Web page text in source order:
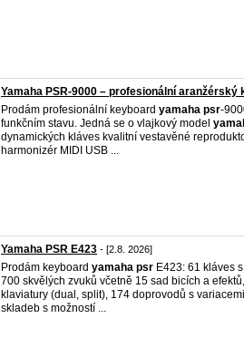
Yamaha PSR-9000 – profesionální aranžérský
Prodám profesionální keyboard yamaha psr-
funkčním stavu. Jedná se o vlajkový model
dynamických kláves kvalitní vestavěné
harmonizér MIDI USB ...
Yamaha PSR E423 - [2.8. 2026]
Prodám keyboard yamaha psr E423: 61 kláves
700 skvělých zvuků včetně 15 sad bicích a
klaviatury (dual, split), 174 doprovodů s
skladeb s možností ...